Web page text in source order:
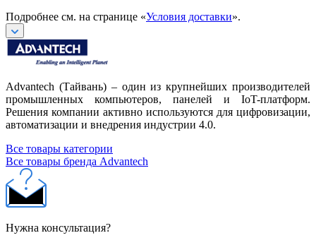
Подробнее см. на странице «Условия доставки».
Advantech (Тайвань) – один из крупнейших производителей
промышленных компьютеров, панелей и IoT-платформ.
Решения компании активно используются для цифровизации,
автоматизации и внедрения индустрии 4.0.
Все товары категории
Все товары бренда Advantech
Нужна консультация?